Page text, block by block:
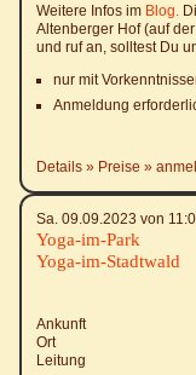
Weitere Infos im Blog.
Altenberger Hof (auf
und ruf an, solltest Du
nur mit
Anmeldung
Details Preise
Sa. 09.09.2023 von
Yoga-im-Park
Yoga-im-Stadtwald
Ankunft
Ort
Leitung